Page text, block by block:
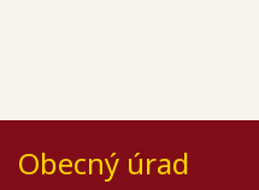
Obecný úrad